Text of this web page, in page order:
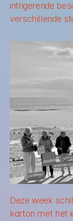
intrigerende
verschillende
Deze week
karton met het